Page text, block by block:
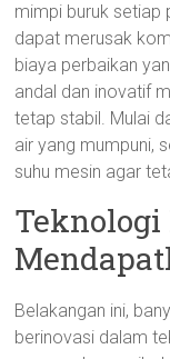
mimpi buruk setiap
dapat merusak
biaya perbaikan
andal dan inovatif
tetap stabil. Mulai
air yang mumpuni,
suhu mesin agar
Belakangan ini,
berinovasi dalam